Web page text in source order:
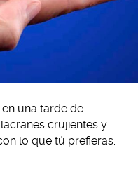
una tarde de
crujientes y
lo que tú prefieras.